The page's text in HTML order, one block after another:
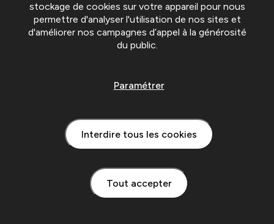
stockage de cookies sur votre appareil pour nous
permettre d'analyser l'utilisation de nos sites et
d'améliorer nos campagnes d’appel à la générosité
du public.
Tout accepter
Interdire tous les cookies
Paramétrer